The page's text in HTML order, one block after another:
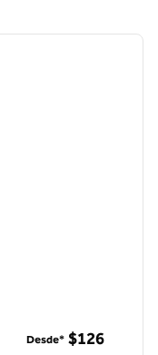
Desde* $126